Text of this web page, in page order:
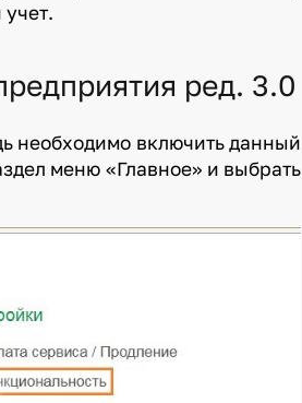
учет.
ред. 3.0
необходимо включить данный
меню «Главное» и выбрать